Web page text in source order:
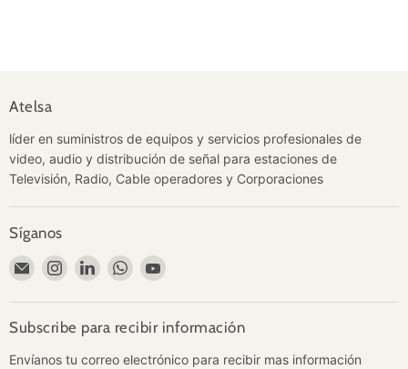
Atelsa
líder en suministros de equipos y servicios profesionales de
video, audio y distribución de señal para estaciones de
Televisión, Radio, Cable operadores y Corporaciones
Síganos
Encuéntrenos
Correo
electrónico
Encuéntrenos
Instagram
Encuéntrenos
LinkedIn
Encuéntrenos
WhatsApp
Encuéntrenos
YouTube
Subscribe para recibir información
Envíanos tu correo electrónico para recibir mas información